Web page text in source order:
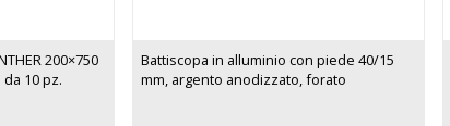
200×750
10 pz.
Battiscopa in alluminio con piede 40/15
mm, argento anodizzato, forato